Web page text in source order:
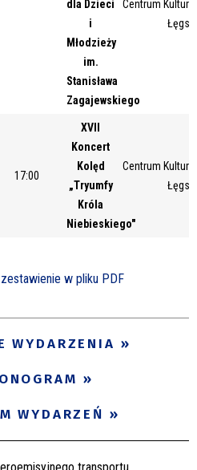
dla Dzieci
i
Młodzieży
im.
Stanisława
Zagajewskiego
Centrum Kultury
17:00
XVII
Koncert
Kolęd
„Tryumfy
Króla
Niebieskiego"
Centrum Kultury
w pliku PDF
WYDARZENIA
WYDARZEŃ